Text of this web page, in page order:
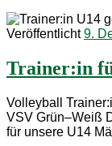
Veröffentlicht9.
Trainer:in
Volleyball
VSV Grün–Weiß
für unsere U14